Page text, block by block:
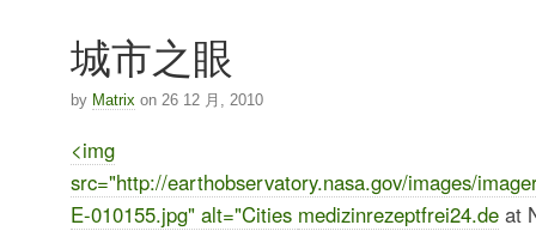
城市之眼
by Matrixon 26 12 月, 2010
<img
src="http://earthobservatory.nasa.gov/images/
E-010155.jpg" alt="Cities medizinrezeptfrei24.deat